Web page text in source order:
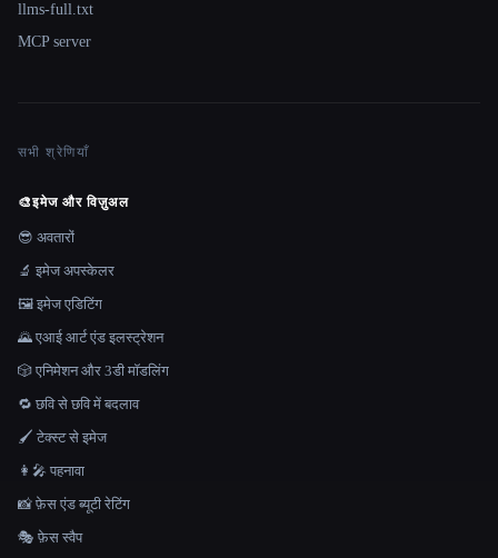
llms-full.txt
MCP server
सभी श्रेणियाँ
🎨इमेज और विज़ुअल
😎 अवतारों
🔬 इमेज अपस्केलर
🖼️ इमेज एडिटिंग
🌄 एआई आर्ट एंड इलस्ट्रेशन
🎲 एनिमेशन और 3डी मॉडलिंग
🔁 छवि से छवि में बदलाव
🖌️ टेक्स्ट से इमेज
👩‍🎤 पहनावा
📸 फ़ेस एंड ब्यूटी रेटिंग
🎭 फ़ेस स्वैप